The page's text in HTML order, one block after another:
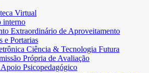
Virtual
interno
Extraordinário de Aproveitamento
e Portarias
Ciência & Tecnologia Futura
Própria de Avaliação
Psicopedagógico